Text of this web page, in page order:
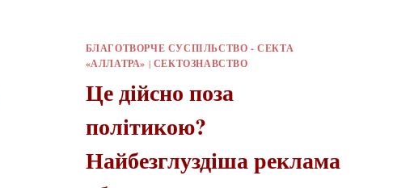
БЛАГОТВОРЧЕ СУСПІЛЬСТВО - СЕКТА
«АЛЛАТРА» | СЕКТОЗНАВСТВО
Це дійсно поза
політикою?
Найбезглуздіша реклама